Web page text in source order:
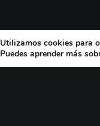
Utilizamos cookies para
Puedes aprender más